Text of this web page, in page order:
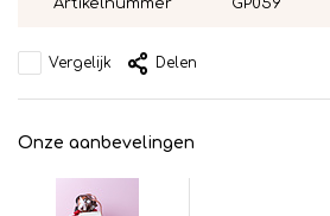
Artikelnummer GP059
Vergelijk Delen
Onze aanbevelingen